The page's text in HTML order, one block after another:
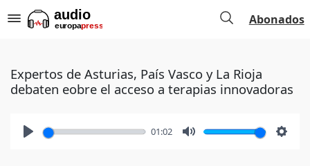
Abonados
Expertos de Asturias, País Vasco y La Rioja
debaten eobre el acceso a terapias innovadoras
01:02